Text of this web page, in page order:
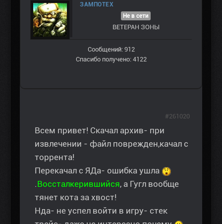
ЗАМПОТЕХ
Не в сети
ВЕТЕРАН ЗOНЫ
Сообщений: 912
Спасибо получено: 4122
Всем привет! Скачал архив- при
извлечении - файл поврежден,качал с
торрента!
Перекачал с ЯДа- ошибка ушла
.Воссталкерившийся, а Гугл вообще
тянет кота за хвост!
Нда- не успел войти в игру- стек
#261020